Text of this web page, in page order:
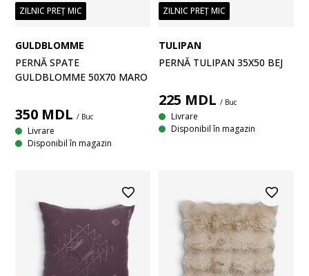
ZILNIC PREȚ MIC
GULDBLOMME
PERNĂ SPATE
GULDBLOMME 50X70 MARO
350 MDL / Buc
Livrare
Disponibil în magazin
ZILNIC PREȚ MIC
TULIPAN
PERNĂ TULIPAN 35X50 BEJ
225 MDL / Buc
Livrare
Disponibil în magazin